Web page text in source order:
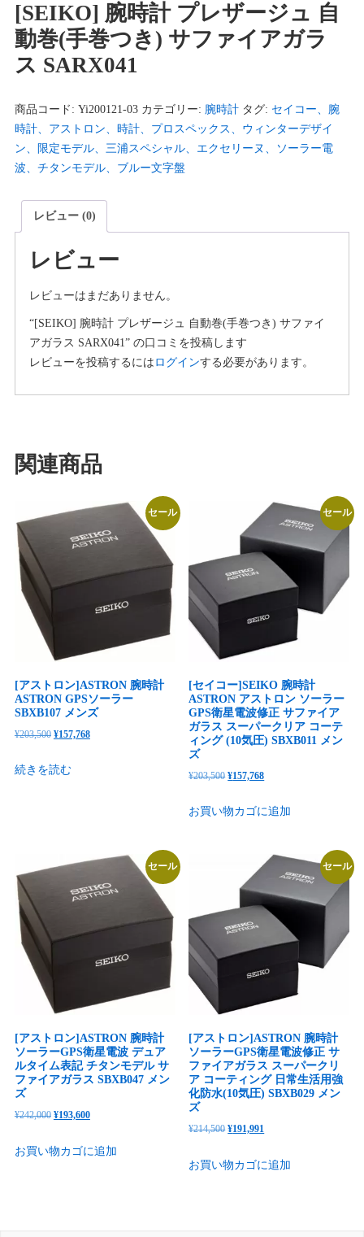
[SEIKO] 腕時計 プレザージュ 自
動巻(手巻つき) サファイアガラ
ス SARX041
商品コード: Yi200121-03 カテゴリー: 腕時計 タグ: セイコー、腕
時計、アストロン、時計、プロスペックス、ウィンターデザイ
ン、限定モデル、三浦スペシャル、エクセリーヌ、ソーラー電
波、チタンモデル、ブルー文字盤
レビュー (0)
レビュー
レビューはまだありません。
“[SEIKO] 腕時計 プレザージュ 自動巻(手巻つき) サファイ
アガラス SARX041” の口コミを投稿します
レビューを投稿するには ログインする必要があります。
関連商品
セール
[アストロン]ASTRON 腕時計
ASTRON GPSソーラー
SBXB107 メンズ
¥203,500 元
価
し
た。
¥157,768現
す。
続きを読む
セール
[セイコー]SEIKO 腕時計
ASTRON アストロン ソーラー
GPS衛星電波修正 サファイア
ガラス スーパークリア コーテ
ィング (10気圧) SBXB011 メン
ズ
¥203,500 元
価
¥203,500
し
た。
¥157,768現
の
格
¥157,768
で
お買い物カゴに追加
セール
[アストロン]ASTRON 腕時計
ソーラーGPS衛星電波 デュア
ルタイム表記 チタンモデル サ
ファイアガラス SBXB047 メン
ズ
¥242,000 元
価
¥193,600現
の
お買い物カゴに追加
セール
[アストロン]ASTRON 腕時計
ソーラーGPS衛星電波修正 サ
ファイアガラス スーパークリ
ア コーティング 日常生活用強
化防水(10気圧) SBXB029 メン
ズ
¥214,500 元
価
¥191,991
の
お買い物カゴに追加